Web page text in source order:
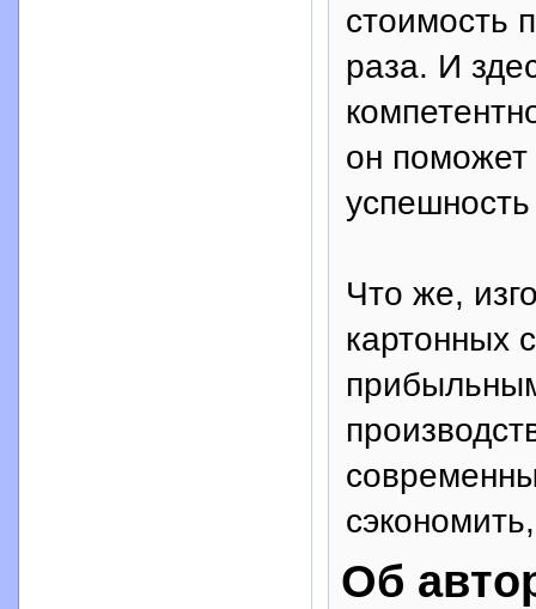
стоимость
раза. И
он
Что же,
картонных
Об